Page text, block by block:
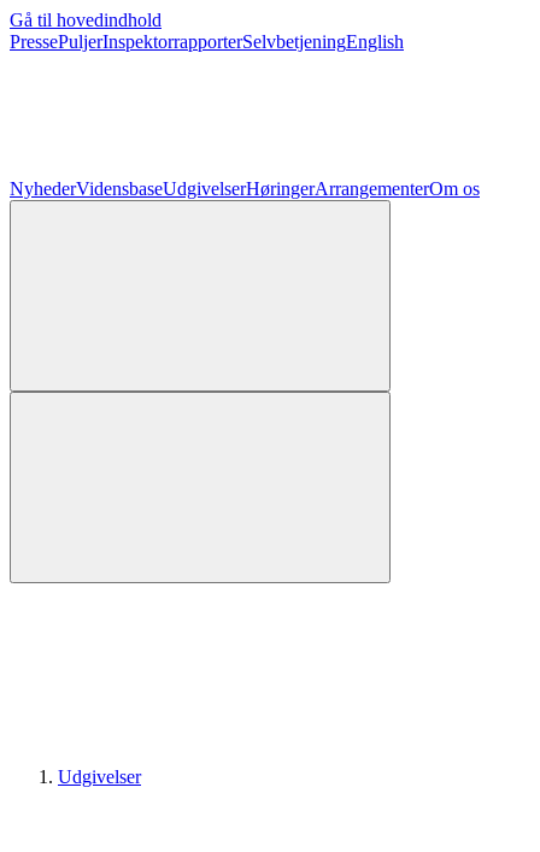
Gå til hovedindhold
PressePuljerInspektorrapporterSelvbetjeningEnglish
NyhederVidensbaseUdgivelserHøringerArrangementerOm os
Udgivelser